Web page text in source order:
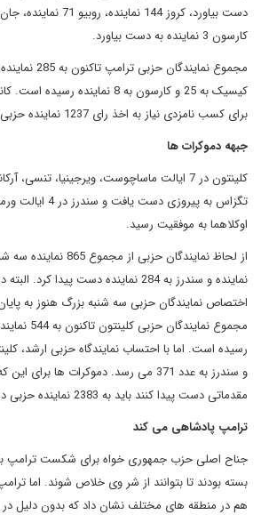
کارسون 3 نماینده به دست بیاورد.
کیسیک به 25 و کارسون به 8
برای کسب نامزدی نیاز به اخذ رای 1237 نماینده حزبی دارند.
جبهه دموکرات ها
کلینتون در 7 ایالت ماساچوست، ویرجینیا، تنسی،
تگزاس به پیروزی
اوکلاهما به موفقیت رسید.
نماینده و سندرز به 284 نماینده دست
اختصاص نمایندگان حزبی سه شنبه بزرگ هنوز به
و سندرز به عدد 371 می رسد. دموکرات ها
مقدماتی دست پیدا کنند باید به 2383 نماینده حزبی دست پیدا کنند.
ترامپ پادشاهی می کند
جناح اصلی حزب جمهوری خواه برای شکست ترامپ
هم در منطقه های مختلف نشان داد که بدون دلیل